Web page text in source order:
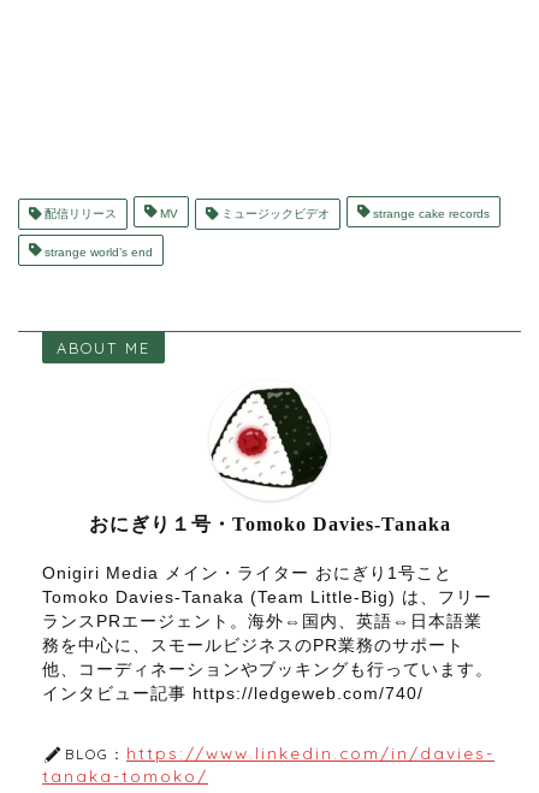
配信リリース MV ミュージックビデオ strange cake records
strange world’s end
ABOUT ME
おにぎり１号・Tomoko Davies-Tanaka
Onigiri Media メイン・ライター おにぎり1号こと
Tomoko Davies-Tanaka (Team Little-Big) は、フリー
ランスPRエージェント。海外⇔国内、英語⇔日本語業
務を中心に、スモールビジネスのPR業務のサポート
他、コーディネーションやブッキングも行っています。
インタビュー記事 https://ledgeweb.com/740/
BLOG： https://www.linkedin.com/in/davies-
tanaka-tomoko/